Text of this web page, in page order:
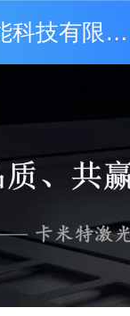
卡米特激光智能科技有限公司